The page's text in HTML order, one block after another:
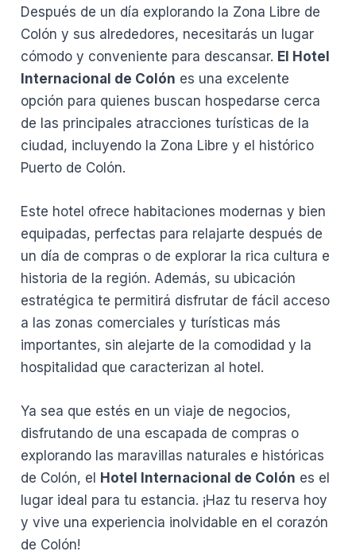
Después de un día explorando la Zona Libre de
Colón y sus alrededores, necesitarás un lugar
cómodo y conveniente para descansar. El Hotel
Internacional de Colón es una excelente
opción para quienes buscan hospedarse cerca
de las principales atracciones turísticas de la
ciudad, incluyendo la Zona Libre y el histórico
Puerto de Colón.
Este hotel ofrece habitaciones modernas y bien
equipadas, perfectas para relajarte después de
un día de compras o de explorar la rica cultura e
historia de la región. Además, su ubicación
estratégica te permitirá disfrutar de fácil acceso
a las zonas comerciales y turísticas más
importantes, sin alejarte de la comodidad y la
hospitalidad que caracterizan al hotel.
Ya sea que estés en un viaje de negocios,
disfrutando de una escapada de compras o
explorando las maravillas naturales e históricas
de Colón, el
Hotel Internacional de Colón es el
lugar ideal para tu estancia. ¡Haz tu reserva hoy
y vive una experiencia inolvidable en el corazón
de Colón!